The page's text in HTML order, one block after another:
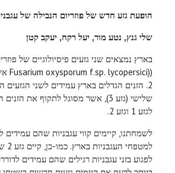
הופעת גזע חדש של פוזריום הנבילה של
שלי גנץ, נטע מור, יעל רקח, יעקב קטן
בארץ נמצאים שני גזעים פיסיולוגיים של
2. הזנים הגדלים בארץ עמידים לשני הגזעים
שלישי (גזע 3), אשר מסוגל לתקוף את
לגזע 1 וגזע 2.
לפגוע בזני עגבניות רגילים שהם עמידים